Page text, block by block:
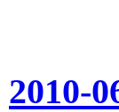
2010-